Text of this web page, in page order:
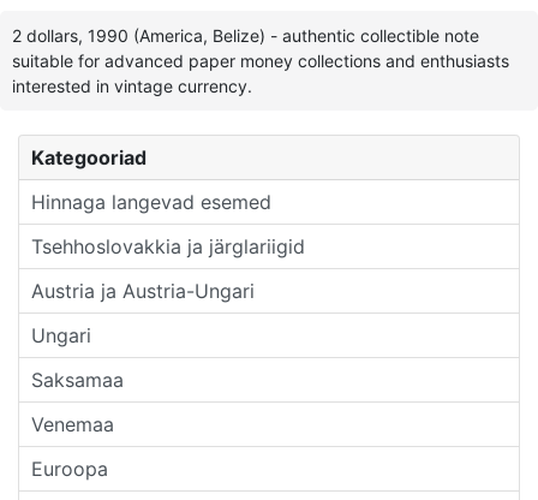
Kategooriad
Hinnaga langevad esemed
Tsehhoslovakkia ja järglariigid
Austria ja Austria-Ungari
Ungari
Saksamaa
Venemaa
Euroopa
2 dollars, 1990 (America, Belize) - authentic collectible note
suitable for advanced paper money collections and enthusiasts
interested in vintage currency.